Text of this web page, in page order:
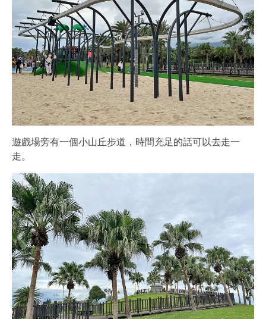
遊戲場旁有一個小山丘步道，時間充足的話可以去走一
走。